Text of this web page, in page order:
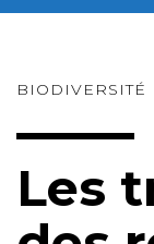
BIODIVERSITÉ
Les